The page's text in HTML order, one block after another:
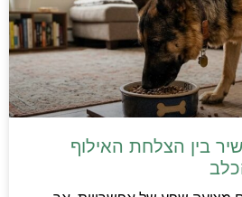
בין הצלחת האילוף